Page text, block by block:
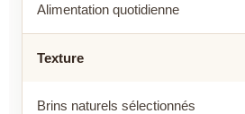
Alimentation quotidienne
Texture
Brins naturels sélectionnés